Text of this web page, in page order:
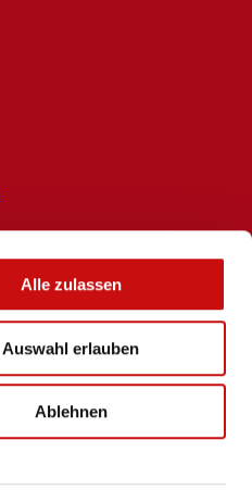
Alle zulassen
Auswahl erlauben
Ablehnen